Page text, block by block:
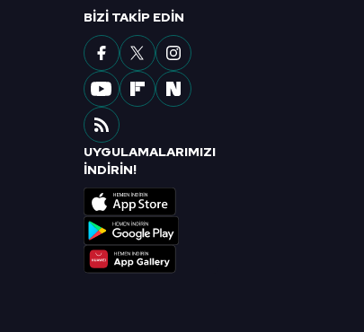
sitemizde ilgiliBIZI TAKIP EDIN
UYGULAMALARIMIZI
İNDİRİN!